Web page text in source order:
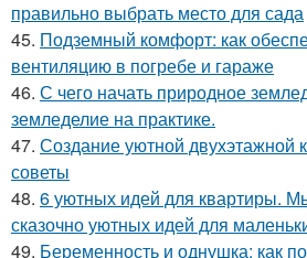
правильно выбрать место для сада
45. Подземный комфорт: как
вентиляцию в погребе и гараже
46. С чего начать природное
земледелие на практике.
47. Создание уютной двухэтажной
советы
48. 6 уютных идей для квартиры.
сказочно уютных идей для
49. Беременность и однушка: как